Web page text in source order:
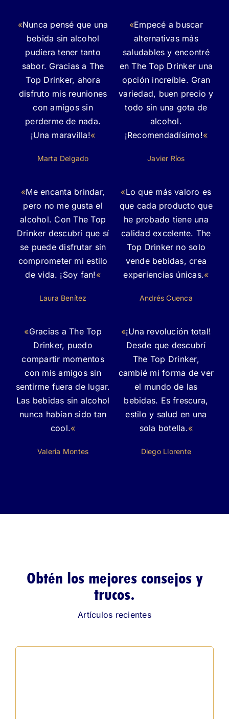
«Nunca pensé que una
bebida sin alcohol
pudiera tener tanto
sabor. Gracias a The
Top Drinker, ahora
disfruto mis reuniones
con amigos sin
perderme de nada.
¡Una maravilla!«
Marta Delgado
«Empecé a buscar
alternativas más
saludables y encontré
en The Top Drinker una
opción increíble. Gran
variedad, buen precio y
todo sin una gota de
alcohol.
¡Recomendadísimo!«
Javier Ríos
«Me encanta brindar,
pero no me gusta el
alcohol. Con The Top
Drinker descubrí que sí
se puede disfrutar sin
comprometer mi estilo
de vida. ¡Soy fan!«
Laura Benítez
«Lo que más valoro es
que cada producto que
he probado tiene una
calidad excelente. The
Top Drinker no solo
vende bebidas, crea
experiencias únicas.«
Andrés Cuenca
«Gracias a The Top
Drinker, puedo
compartir momentos
con mis amigos sin
sentirme fuera de lugar.
Las bebidas sin alcohol
nunca habían sido tan
cool.«
Valeria Montes
«¡Una revolución total!
Desde que descubrí
The Top Drinker,
cambié mi forma de ver
el mundo de las
bebidas. Es frescura,
estilo y salud en una
sola botella.«
Diego Llorente
Obtén los mejores consejos y
trucos.
Artículos recientes